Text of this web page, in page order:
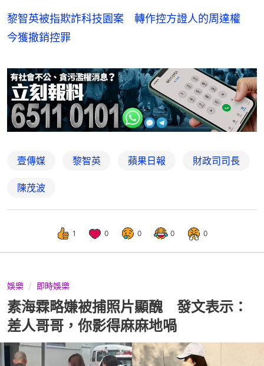
黎智英被指欺詐科技園案 轉作控方證人的周達權
今獲撤銷控罪
壹傳媒 黎智英 蘋果日報 財政司司長
陳茂波
1 0 0 0 0
娛樂 即時娛樂
素海霖略嫌被捕照片顯醜 發文表示：
差人哥哥，你影得麻麻地喎